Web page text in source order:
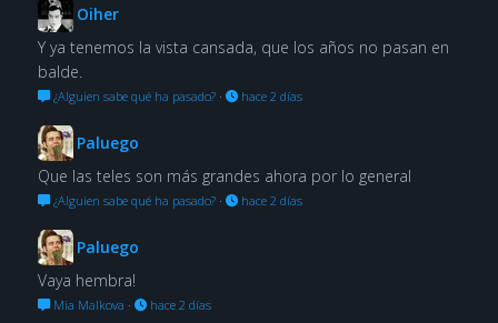
Oiher
Y ya tenemos la vista cansada, que los años no pasan en
balde.
¿Alguien sabe qué ha pasado?· hace 2 días
Paluego
Que las teles son más grandes ahora por lo general
¿Alguien sabe qué ha pasado?· hace 2 días
Paluego
Vaya hembra!
Mia Malkova · hace 2 días